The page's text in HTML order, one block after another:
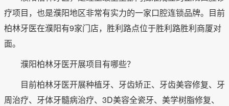
疗项目，也是濮阳地区非常有实力的一家口腔连锁品牌。目前
柏林牙医在濮阳有9家门店，胜利路点位于胜利路胜利商厦对
面。
濮阳柏林牙医开展项目有哪些？
目前柏林牙医开展种植牙、牙齿矫正、牙齿美容修复、牙
周治疗、牙体牙髓病治疗、3D美容全瓷牙、美学树脂修复、